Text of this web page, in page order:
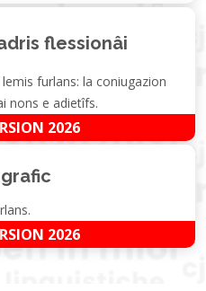
flessionâi
furlans: la coniugazion
nons e adietîfs.
2026
2026